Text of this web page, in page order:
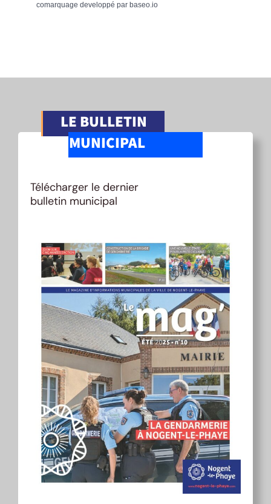
comarquage developpé par baseo.io
LE BULLETIN
MUNICIPAL
Télécharger le dernier
bulletin municipal